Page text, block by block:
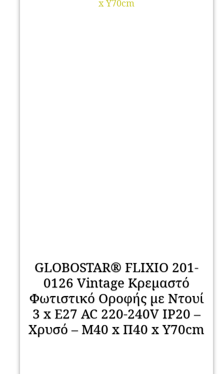
GLOBOSTAR® FLIXIO 201-
0126 Vintage Κρεμαστό
Φωτιστικό Οροφής με Ντουί
3 x E27 AC 220-240V IP20 –
Χρυσό – Μ40 x Π40 x Υ70cm